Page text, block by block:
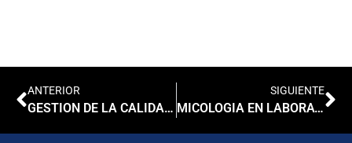
ANTERIOR
GESTION DE LA CALIDAD Y BUENAS PRACTICAS DE LABORATORIO
SIGUIENTE
MICOLOGIA EN LABORATORIOS AMBULATORIOS